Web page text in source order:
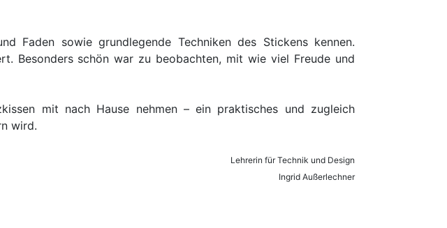
Faden sowie grundlegende Techniken des Stickens kennen.
Besonders schön war zu beobachten, mit wie viel Freude und
mit nach Hause nehmen – ein praktisches und zugleich
wird.
Lehrerin für Technik und Design
Ingrid Außerlechner